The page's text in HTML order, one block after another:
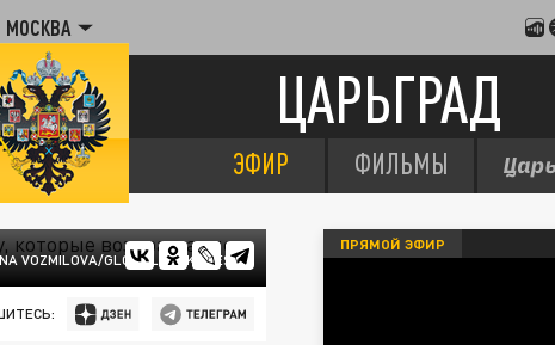
МОСКВА
ЦАРЬГРАД
ЭФИР ФИЛЬМЫ
VOZMILOVA/GLOBALLOOKPRESS
ПРЯМОЙ ЭФИР